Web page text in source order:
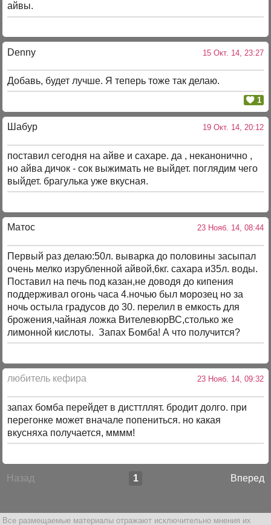
айвы.
Denny 15 Окт. 14, 23:27
Добавь, будет лучше. Я теперь тоже так делаю.
1
Шабур 19 Окт. 14, 20:12
поставил сегодня на айве и сахаре. да , неканонично ,
но айва дичок - сок выжимать не выйдет. поглядим чего
выйдет. брагулька уже вкусная.
Матос 23 Нояб. 14, 08:44
Первый раз делаю:50л. выварка до половины засыпал
очень мелко изрубленной айвой,6кг. сахара и35л. воды.
Поставил на печь под казан,не доводя до кипения
поддерживал огонь часа 4.ночью был морозец но за
ночь остыла градусов до 30. перелил в емкость для
брожения,чайная ложка ВителевюрВС,столько же
лимонной кислоты. Запах Бомба! А что получится?
любитель кефира 23 Нояб. 14, 09:32
запах бомба перейдет в дисттллят. бродит долго. при
перегонке может вначале попениться. но какая
вкусняха получается, мммм!
Назад Вперед
1
Все размещаемые материалы отражают исключительно мнения их